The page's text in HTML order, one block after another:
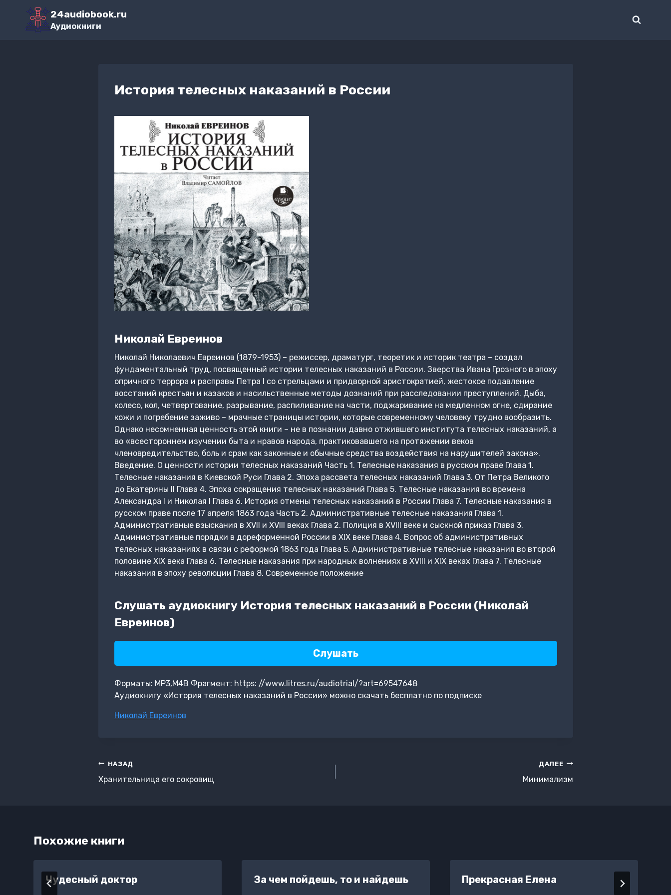
Перейти
содержимому
24audiobook.ru
Аудиокниги
История телесных наказаний в России
Николай Евреинов
Николай Николаевич Евреинов (1879-1953) – режиссер, драматург, теоретик и историк театра – создал
фундаментальный труд, посвященный истории телесных наказаний в России. Зверства Ивана Грозного в эпоху
опричного террора и расправы Петра I со стрельцами и придворной аристократией, жестокое подавление
восстаний крестьян и казаков и насильственные методы дознаний при расследовании преступлений. Дыба,
колесо, кол, четвертование, разрывание, распиливание на части, поджаривание на медленном огне, сдирание
кожи и погребение заживо – мрачные страницы истории, которые современному человеку трудно вообразить.
Однако несомненная ценность этой книги – не в познании давно отжившего института телесных наказаний, а
во «всестороннем изучении быта и нравов народа, практиковавшего на протяжении веков
членовредительство, боль и срам как законные и обычные средства воздействия на нарушителей закона».
Введение. О ценности истории телесных наказаний Часть 1. Телесные наказания в русском праве Глава 1.
Телесные наказания в Киевской Руси Глава 2. Эпоха рассвета телесных наказаний Глава 3. От Петра Великого
до Екатерины II Глава 4. Эпоха сокращения телесных наказаний Глава 5. Телесные наказания во времена
Александра I и Николая I Глава 6. История отмены телесных наказаний в России Глава 7. Телесные наказания в
русском праве после 17 апреля 1863 года Часть 2. Административные телесные наказания Глава 1.
Административные взыскания в XVII и XVIII веках Глава 2. Полиция в XVIII веке и сыскной приказ Глава 3.
Административные порядки в дореформенной России в XIX веке Глава 4. Вопрос об административных
телесных наказаниях в связи с реформой 1863 года Глава 5. Административные телесные наказания во второй
половине XIX века Глава 6. Телесные наказания при народных волнениях в XVIII и XIX веках Глава 7. Телесные
наказания в эпоху революции Глава 8. Современное положение
Слушать аудиокнигу История телесных наказаний в России (Николай
Евреинов)
Слушать
Форматы: MP3,M4B Фрагмент: https: //www.litres.ru/audiotrial/?art=69547648
Аудиокнигу «История телесных наказаний в России» можно скачать бесплатно по подписке
Метки
Николай Евреинов
Навигация
по
НАЗАД
Хранительница его сокровищ
ДАЛЕЕ
Минимализм
Похожие книги
Чудесный доктор За чем пойдешь, то и найдешь Прекрасная Елена